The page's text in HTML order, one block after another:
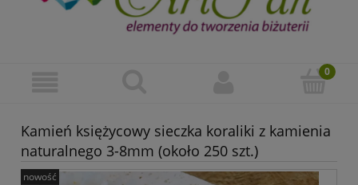
Kamień księżycowy sieczka koraliki z kamienia
naturalnego 3-8mm (około 250 szt.)
nowość